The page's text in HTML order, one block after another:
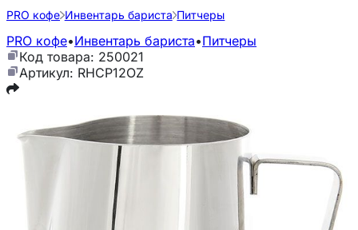
PRO кофе Инвентарь бариста Питчеры
PRO кофе•Инвентарь бариста•Питчеры
Код товара: 250021
Артикул: RHCP12OZ